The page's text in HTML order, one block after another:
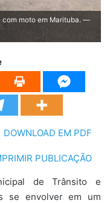
moto em Marituba. —
DOWNLOAD EM PDF
PUBLICAÇÃO
de Trânsito e
se envolver em um